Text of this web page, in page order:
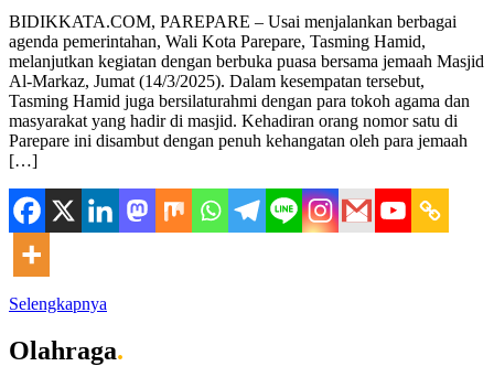
BIDIKKATA.COM, PAREPARE – Usai menjalankan berbagai
agenda pemerintahan, Wali Kota Parepare, Tasming Hamid,
melanjutkan kegiatan dengan berbuka puasa bersama jemaah Masjid
Al-Markaz, Jumat (14/3/2025). Dalam kesempatan tersebut,
Tasming Hamid juga bersilaturahmi dengan para tokoh agama dan
masyarakat yang hadir di masjid. Kehadiran orang nomor satu di
Parepare ini disambut dengan penuh kehangatan oleh para jemaah
[…]
Selengkapnya
Olahraga.